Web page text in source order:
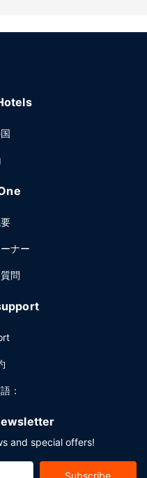
設内のショップをご利用
がりください。このレスト
プールサイドバーや 2 か
10:00 までお召し上がり
クスプレス チェックアウ
ホテル の会議スペース、
メートル (43350 平方フ
ただけます。敷地内には
います。
ナー
問
：
and special offers!
Subscribe